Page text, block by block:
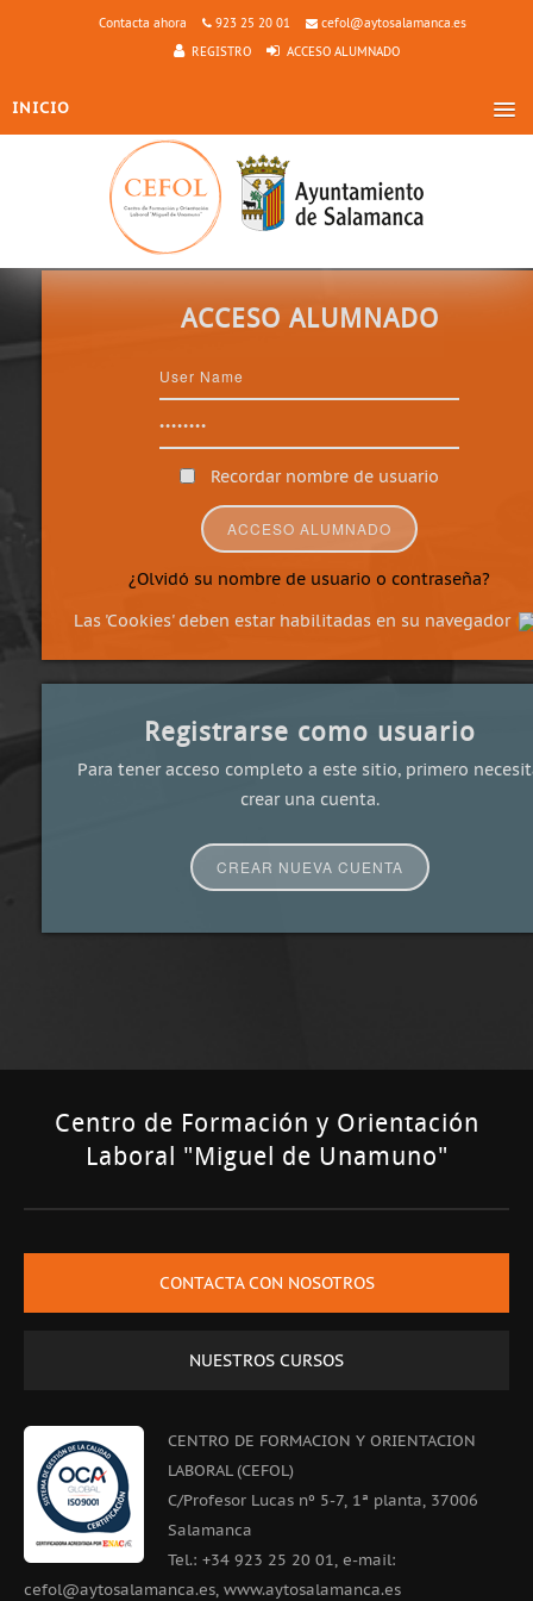
Contacta ahora 923 25 20 01
cefol@aytosalamanca.es
REGISTRO
ACCESO ALUMNADO
INICIO
A QUIÉN SE DIRIGE
CARACTERÍSTICAS
INSCRIPCIÓN
ACCESO ALUMNADO
Recordar nombre de usuario
¿Olvidó su nombre de usuario o contraseña?
Las 'Cookies' deben estar habilitadas en su navegador
Registrarse como usuario
Para tener acceso completo a este sitio, primero
crear una cuenta.
Centro de Formación y Orientación
Laboral "Miguel de Unamuno"
CONTACTA CON NOSOTROS
NUESTROS CURSOS
CENTRO DE FORMACION Y ORIENTACION
LABORAL (CEFOL)
C/Profesor Lucas nº 5-7, 1ª planta, 37006
Salamanca
Tel.: +34 923 25 20 01, e-mail:
cefol@aytosalamanca.es, www.aytosalamanca.es